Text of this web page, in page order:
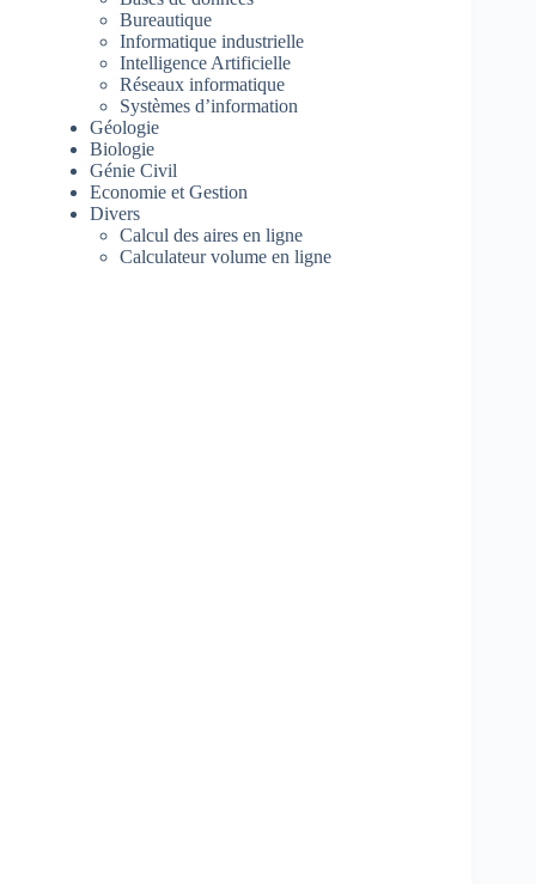
Bureautique
Informatique industrielle
Intelligence Artificielle
Réseaux informatique
Systèmes d’information
Géologie
Biologie
Génie Civil
Economie et Gestion
Divers
Calcul des aires en ligne
Calculateur volume en ligne